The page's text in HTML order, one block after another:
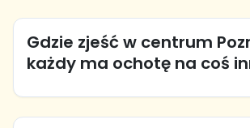
Gdzie zjeść w centrum
każdy ma ochotę na coś